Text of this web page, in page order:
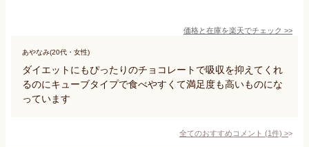
価格と在庫を楽天でチェック >>
あやなみ(20代・女性)
ダイエットにもぴったりのチョコレートで吸収を抑えてくれ
るのにキューブタイプで食べやすくて満足度も高いものにな
っています
全てのおすすめコメント (1件) >